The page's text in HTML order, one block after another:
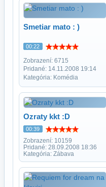
Smetiar mato : )
00:22
Zobrazení: 6715
Pridané: 14.11.2008 19:14
Kategória: Komédia
Ozraty kkt :D
00:39
Zobrazení: 10159
Pridané: 28.09.2008 18:36
Kategória: Zábava